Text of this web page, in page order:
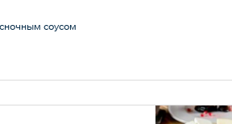
соусом